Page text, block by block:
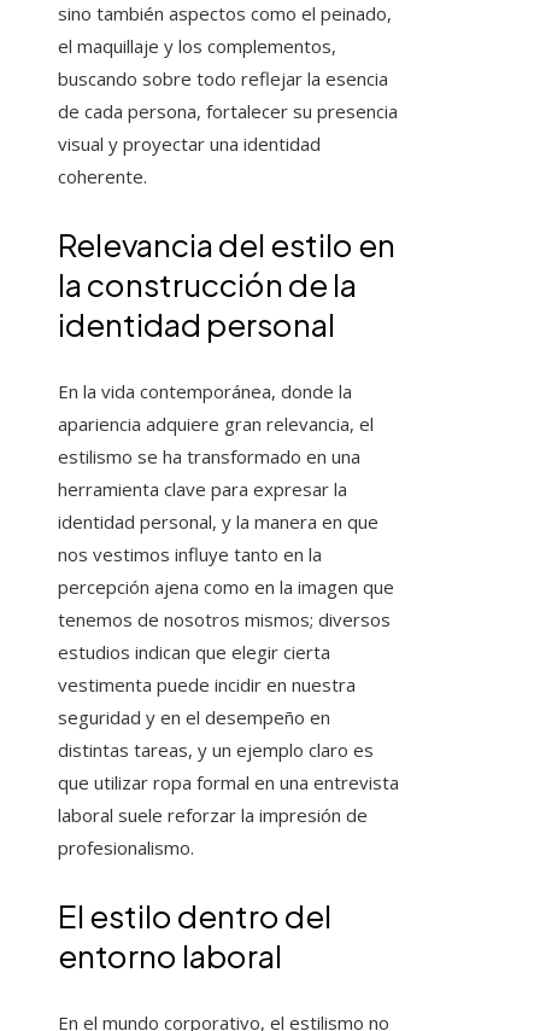
sino también aspectos como el peinado,
el maquillaje y los complementos,
buscando sobre todo reflejar la esencia
de cada persona, fortalecer su presencia
visual y proyectar una identidad
coherente.
Relevancia del estilo en
la construcción de la
identidad personal
En la vida contemporánea, donde la
apariencia adquiere gran relevancia, el
estilismo se ha transformado en una
herramienta clave para expresar la
identidad personal, y la manera en que
nos vestimos influye tanto en la
percepción ajena como en la imagen que
tenemos de nosotros mismos; diversos
estudios indican que elegir cierta
vestimenta puede incidir en nuestra
seguridad y en el desempeño en
distintas tareas, y un ejemplo claro es
que utilizar ropa formal en una entrevista
laboral suele reforzar la impresión de
profesionalismo.
El estilo dentro del
entorno laboral
En el mundo corporativo, el estilismo no